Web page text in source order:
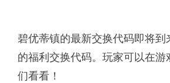
碧优蒂镇的最新交换代码即将
的福利交换代码。玩家可以在
们看看！